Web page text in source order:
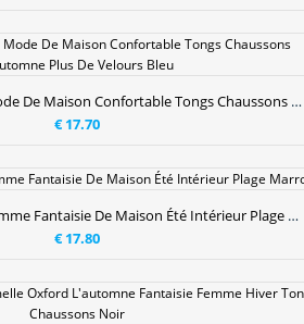
Chaussons Homme Mode De Maison Confortable Tongs Chaussons L'automne Plus De Velours Bleu
€ 17.70
Chaussons Homme Femme Fantaisie De Maison Été Intérieur Plage Marron
€ 17.80